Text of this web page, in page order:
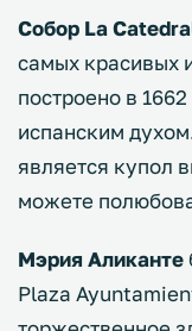
Собор La
самых красивых
построено в
испанским
является купол
можете
Мэрия Аликанте
Plaza